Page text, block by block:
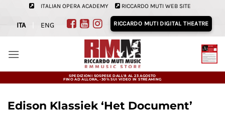
contenuti
ITALIAN OPERA ACADEMY RICCARDO MUTI WEB SITE
ITA ENG RICCARDO MUTI DIGITAL THEATRE
SPEDIZIONI SOSPESE DALL'8 AL 23 AGOSTO
FINO AD ALLORA, -30% SUI VIDEO IN STREAMING
Edison Klassiek ‘Het Document’